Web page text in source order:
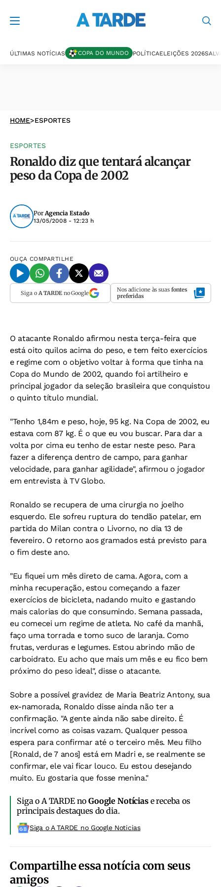
ÚLTIMAS NOTÍCIAS COPA DO MUNDO POLÍTICAELEIÇÕES 2026
HOME>ESPORTES
ESPORTES
Ronaldo diz que tentará alcançar
peso da Copa de 2002
PorAgencia Estado
13/05/2008 - 12:23 h
OUÇA COMPARTILHE
Siga o A TARDEno Google Nos adicione às suas fontes
preferidas
O atacante Ronaldo afirmou nesta terça-feira que
está oito quilos acima do peso, e tem feito exercícios
e regime com o objetivo voltar à forma que tinha na
Copa do Mundo de 2002, quando foi artilheiro e
principal jogador da seleção brasileira que conquistou
o quinto título mundial.
"Tenho 1,84m e peso, hoje, 95 kg. Na Copa de 2002, eu
estava com 87 kg. É o que eu vou buscar. Para dar a
volta por cima eu tenho de estar neste peso. Para
fazer a diferença dentro de campo, para ganhar
velocidade, para ganhar agilidade", afirmou o jogador
em entrevista à TV Globo.
Ronaldo se recupera de uma cirurgia no joelho
esquerdo. Ele sofreu ruptura do tendão patelar, em
partida do Milan contra o Livorno, no dia 13 de
fevereiro. O retorno aos gramados está previsto para
o fim deste ano.
"Eu fiquei um mês direto de cama. Agora, com a
minha recuperação, estou começando a fazer
exercícios de bicicleta, nadando muito e gastando
mais calorias do que consumindo. Semana passada,
eu comecei um regime de atleta. No café da manhã,
faço uma torrada e tomo suco de laranja. Como
frutas, verduras e legumes. Estou abrindo mão de
carboidrato. Eu acho que mais um mês e eu fico bem
próximo do peso ideal", disse o atacante.
Sobre a possível gravidez de Maria Beatriz Antony, sua
ex-namorada, Ronaldo disse ainda não ter a
confirmação. "A gente ainda não sabe direito. É
incrível como as coisas vazam. Qualquer pessoa
espera para confirmar até o terceiro mês. Meu filho
[Ronald, de 7 anos] está em Madri e, se realmente se
confirmar, ele vai ficar louco. Eu estou desejando
muito. Eu gostaria que fosse menina."
Siga o A TARDE noGoogle Notíciase receba os
principais destaques do dia.
Siga o A TARDE no Google Noticias
Compartilhe essa notícia com seus
amigos